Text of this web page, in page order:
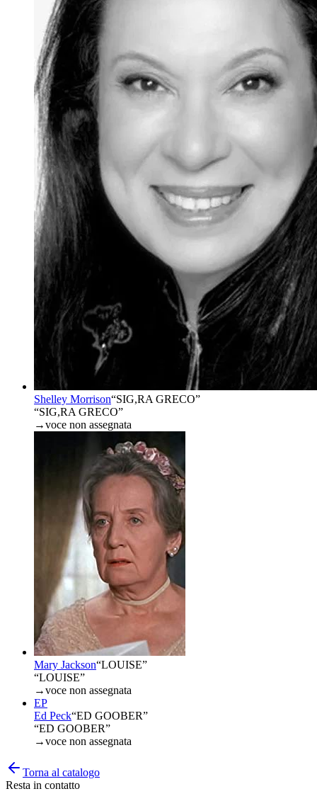
Shelley Morrison“SIG,RA GRECO”
“SIG,RA GRECO”
→voce non assegnata
Mary Jackson“LOUISE”
“LOUISE”
→voce non assegnata
EP
Ed Peck“ED GOOBER”
“ED GOOBER”
→voce non assegnata
Torna al catalogo
Resta in contatto